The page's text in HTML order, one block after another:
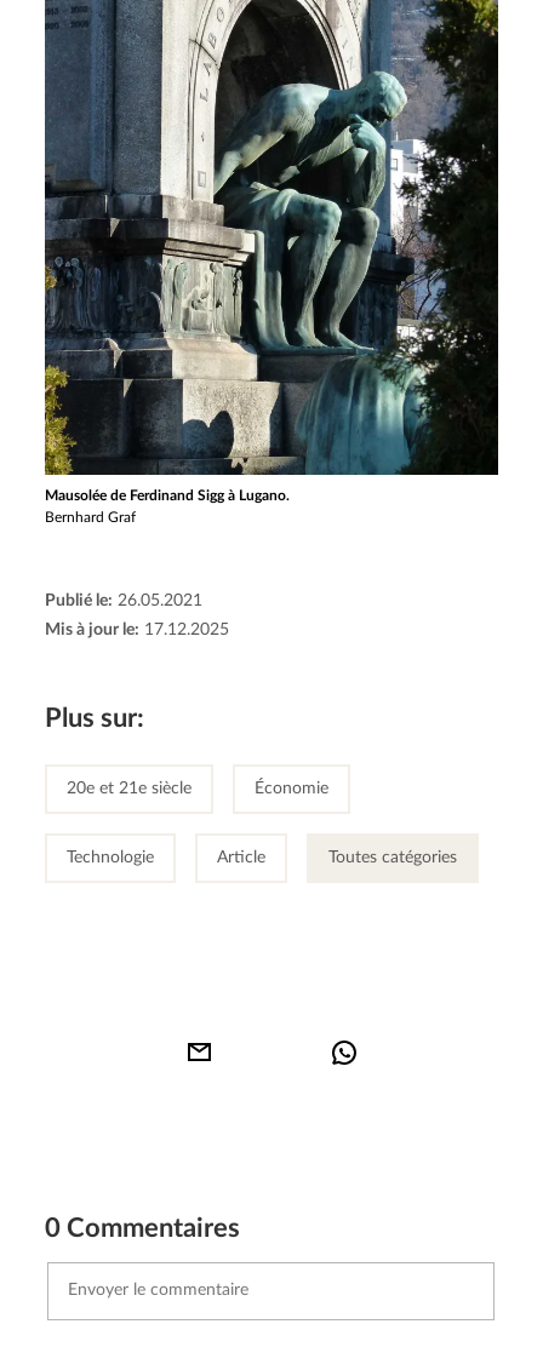
Mausolée de Ferdinand Sigg à Lugano.
Bernhard Graf
Publié le: 26.05.2021
Mis à jour le: 17.12.2025
Plus sur:
20e et 21e siècle Économie
Technologie Article Toutes catégories
0 Commentaires